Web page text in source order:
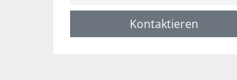
Kontaktieren